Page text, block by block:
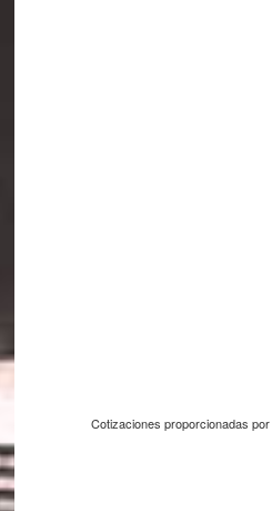
Cotizaciones proporcionadas por